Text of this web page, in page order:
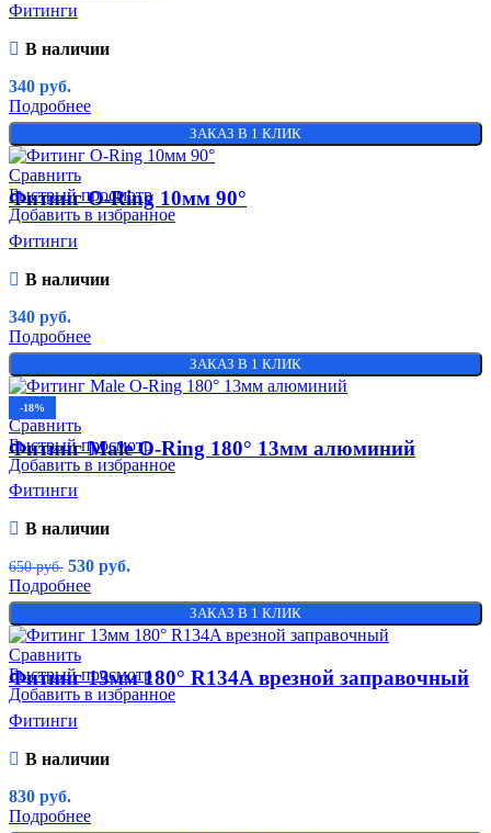
Фитинги
В наличии
340 руб.
Подробнее
ЗАКАЗ В 1 КЛИК
Сравнить
Быстрый просмотр
Добавить в избранное
Фитинг O-Ring 10мм 90°
Фитинги
В наличии
340 руб.
Подробнее
ЗАКАЗ В 1 КЛИК
-18%
Сравнить
Быстрый просмотр
Добавить в избранное
Фитинг Male O-Ring 180° 13мм алюминий
Фитинги
В наличии
650руб. 530 руб.
Подробнее
ЗАКАЗ В 1 КЛИК
Сравнить
Быстрый просмотр
Добавить в избранное
Фитинг 13мм 180° R134A врезной заправочный
Фитинги
В наличии
830 руб.
Подробнее